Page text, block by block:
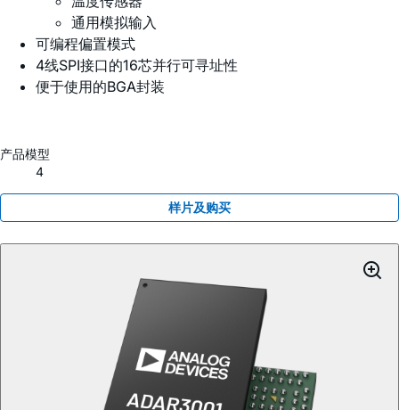
通用模拟输入
可编程偏置模式
4线SPI接口的16芯并行可寻址性
便于使用的BGA封装
产品模型
4
样片及购买